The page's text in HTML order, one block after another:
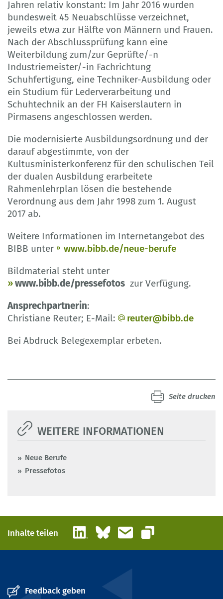
Jahren relativ konstant: Im Jahr 2016 wurden
bundesweit 45 Neuabschlüsse verzeichnet,
jeweils etwa zur Hälfte von Männern und Frauen.
Nach der Abschlussprüfung kann eine
Weiterbildung zum/zur Geprüfte/-n
Industriemeister/-in Fachrichtung
Schuhfertigung, eine Techniker-Ausbildung oder
ein Studium für Lederverarbeitung und
Schuhtechnik an der FH Kaiserslautern in
Pirmasens angeschlossen werden.
Die modernisierte Ausbildungsordnung und der
darauf abgestimmte, von der
Kultusministerkonferenz für den schulischen Teil
der dualen Ausbildung erarbeitete
Rahmenlehrplan lösen die bestehende
Verordnung aus dem Jahr 1998 zum 1. August
2017 ab.
Weitere Informationen im Internetangebot des
BIBB unter
www.bibb.de/neue-berufe
Bildmaterial steht unter
www.bibb.de/pressefotos zur Verfügung.
Ansprechpartnerin:
Christiane Reuter; E-Mail:
reuter@bibb.de
Bei Abdruck Belegexemplar erbeten.
Seite drucken
WEITERE INFORMATIONEN
Neue Berufe
Pressefotos
Inhalte teilen LinkedInBlueskyE-Mail
Link kopieren
Feedback geben